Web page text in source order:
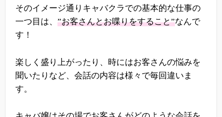
そのイメージ通りキャバクラでの基本的な仕事の
一つ目は、 ”お客さんとお喋りをすること”なんで
す！
楽しく盛り上がったり、時にはお客さんの悩みを
聞いたりなど、会話の内容は様々で毎回違いま
す。